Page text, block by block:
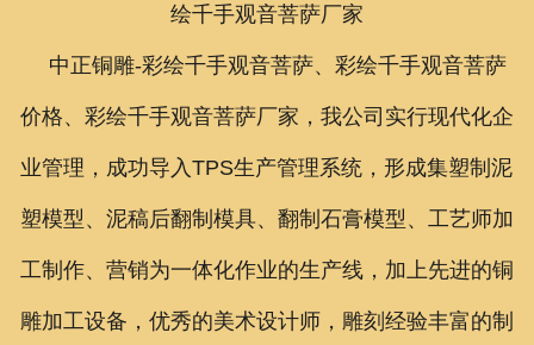
绘千手观音菩萨厂家
中正铜雕-彩绘千手观音菩萨、 彩绘千手观音菩萨
价格、 彩绘千手观音菩萨厂家 ，我公司实行现代化企
业管理，成功导入TPS生产管理系统，形成集塑制泥
塑模型、泥稿后翻制模具、翻制石膏模型、工艺师加
工制作、营销为一体化作业的生产线，加上先进的铜
雕加工设备，优秀的美术设计师，雕刻经验丰富的制